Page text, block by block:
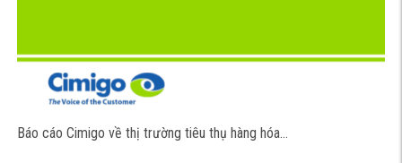
Báo cáo Cimigo về thị trường tiêu thụ hàng hóa…